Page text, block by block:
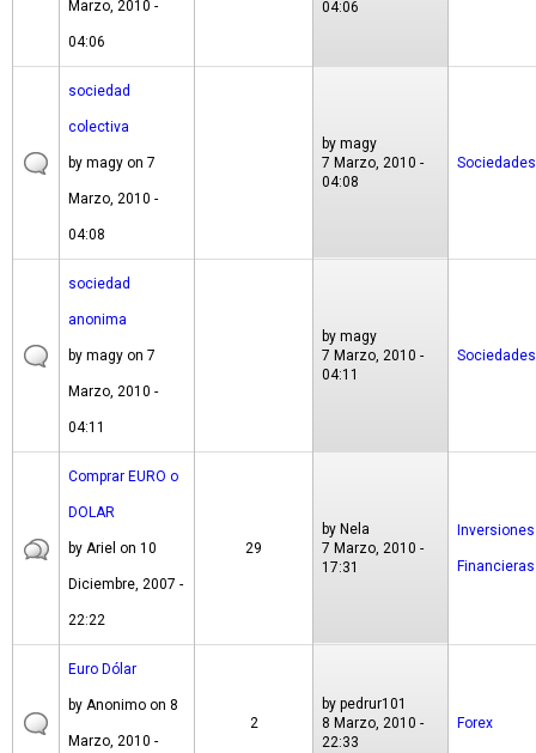
Marzo, 2010 -
04:06
04:06
sociedad
colectiva
by magy on 7
Marzo, 2010 -
04:08
by magy
7 Marzo, 2010 -
04:08
Sociedades
sociedad
anonima
by magy on 7
Marzo, 2010 -
04:11
by magy
7 Marzo, 2010 -
04:11
Sociedades
Comprar EURO o
DOLAR
by Ariel on 10
Diciembre, 2007 -
22:22
29
by Nela
7 Marzo, 2010 -
17:31
Inversiones
Financieras
Euro Dólar
by Anonimo on 8
Marzo, 2010 -
2
by pedrur101
8 Marzo, 2010 -
22:33
Forex